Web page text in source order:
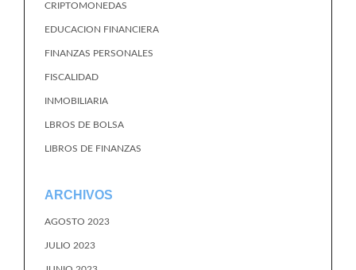
CRIPTOMONEDAS
EDUCACION FINANCIERA
FINANZAS PERSONALES
FISCALIDAD
INMOBILIARIA
LBROS DE BOLSA
LIBROS DE FINANZAS
ARCHIVOS
AGOSTO 2023
JULIO 2023